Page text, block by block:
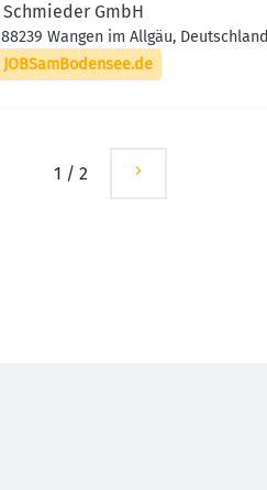
Schmieder GmbH
88239 Wangen im Allgäu, Deutschland
JOBSamBodensee.de
1 / 2